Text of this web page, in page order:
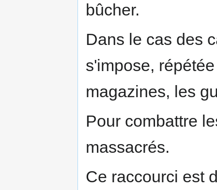
bûcher.
Dans le cas des
s'impose,
magazines, les
Pour combattre
massacrés.
Ce raccourci est